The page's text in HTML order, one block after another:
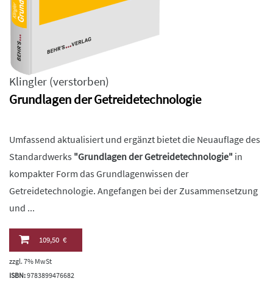
Klingler (verstorben)
Grundlagen der Getreidetechnologie
Umfassend aktualisiert und ergänzt bietet die Neuauflage des
Standardwerks "Grundlagen der Getreidetechnologie" in
kompakter Form das Grundlagenwissen der
Getreidetechnologie. Angefangen bei der Zusammensetzung
und ...
109,50 €
zzgl. 7% MwSt
ISBN:9783899476682